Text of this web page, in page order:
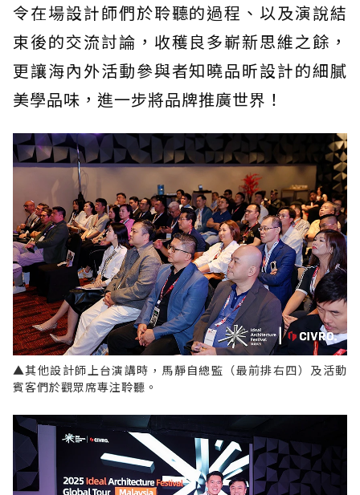
令在場設計師們於聆聽的過程、以及演說結
束後的交流討論，收穫良多嶄新思維之餘，
更讓海內外活動參與者知曉品昕設計的細膩
美學品味，進一步將品牌推廣世界！
▲其他設計師上台演講時，馬靜自總監（最前排右四）及活動
賓客們於觀眾席專注聆聽。